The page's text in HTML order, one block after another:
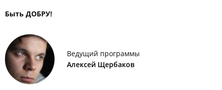
Быть ДОБРУ!
Ведущий программы
Алексей Щербаков